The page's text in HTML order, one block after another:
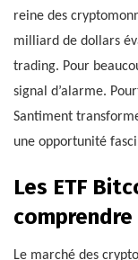
reine des
milliard de dollars
trading. Pour
signal d’alarme.
Santiment
une opportunité
Les ETF
Le marché des